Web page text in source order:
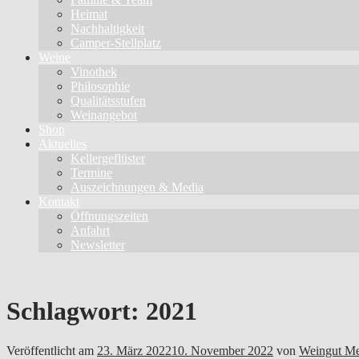
Heimat
Nachhaltigkeit
Camper-Stellplatz
Weine
Vinothek
Philosophie
Qualitätsstufen
Weinangebot
Shop
Aktuelles
Kellergeflüster
Termine
Auszeichnungen & Media
Kontakt
Öffnungszeiten
Anfahrt
Newsletter
Schlagwort: 2021
Veröffentlicht am 23. März 202210. November 2022 von Weingut